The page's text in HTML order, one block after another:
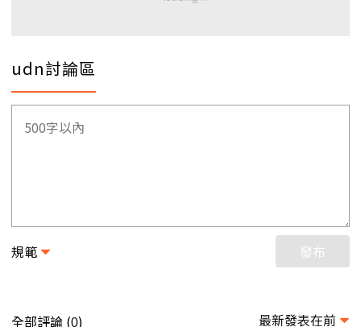
udn討論區
規範 發布
全部評論 (0) 最新發表在前